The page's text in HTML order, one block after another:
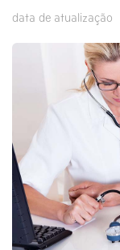
data de atualização